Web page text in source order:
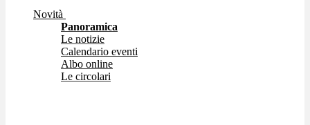
Novità
Panoramica
Le notizie
Calendario eventi
Albo online
Le circolari